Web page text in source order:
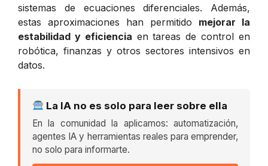
sistemas de ecuaciones diferenciales. Además,
estas aproximaciones han permitido mejorar la
estabilidad y eficiencia en tareas de control en
robótica, finanzas y otros sectores intensivos en
datos.
La IA no es solo para leer sobre ella
En la comunidad la aplicamos: automatización,
agentes IA y herramientas reales para emprender,
no solo para informarte.